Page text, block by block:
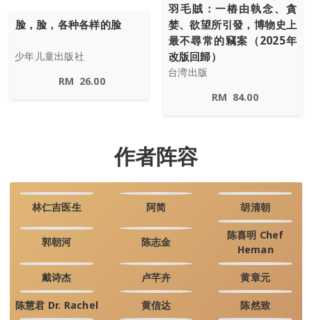
脸，脸，各种各样的脸
少年儿童出版社
RM 26.00
羽毛賊：一樁由執念、貪
婪、欲望所引發，博物史上
最不尋常的竊案（2025年
改版回歸）
台湾出版
RM 84.00
作者阵容
林仁吉医生 阿简 胡清朝
郭朝河 陈志金
陈喜明 Chef
Heman
戴诗杰 卢芊卉 黄章元
陈慧君 Dr. Rachel 黄信达 陈然致